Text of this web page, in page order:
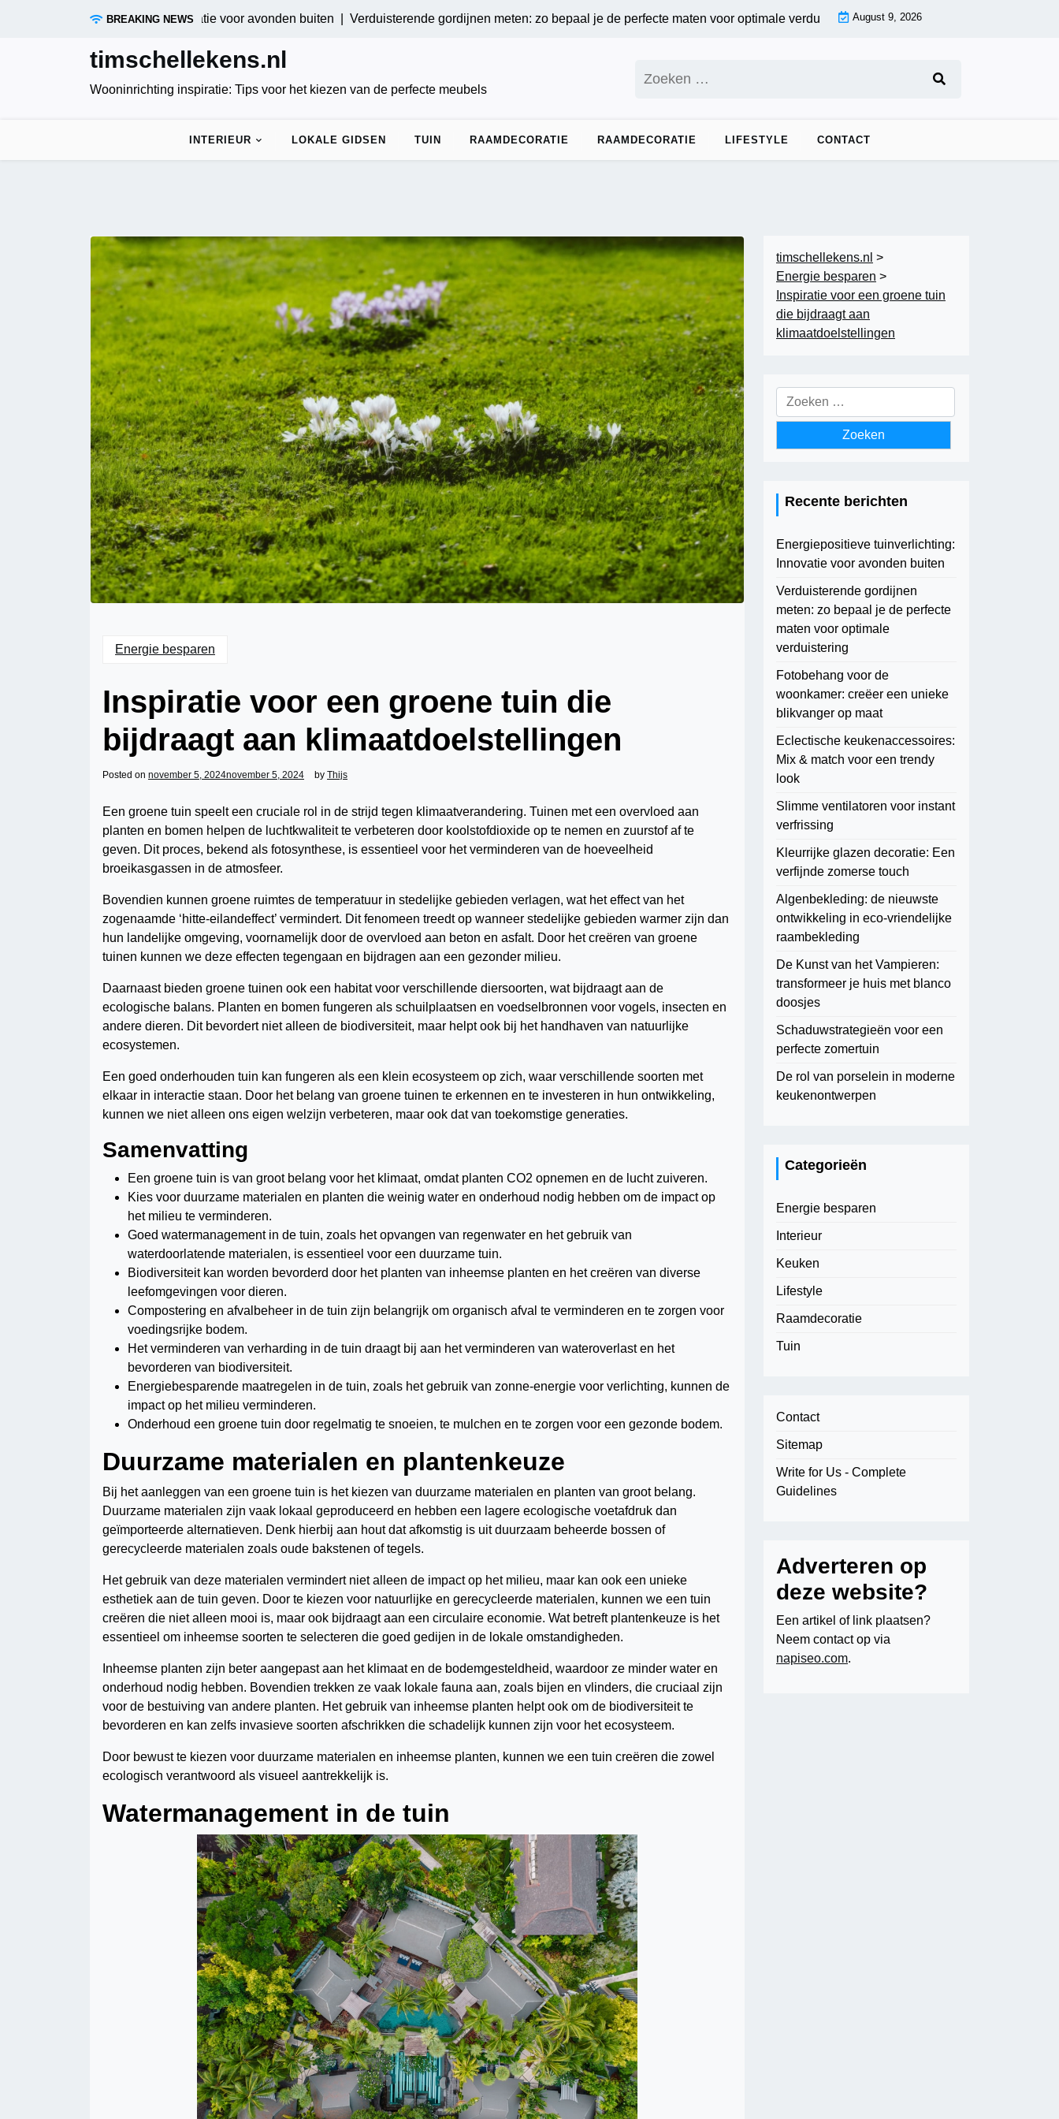
BREAKING NEWS
tuinverlichting: Innovatie voor avonden buiten |Verduisterende gordijnen meten: zo bepaal je de perfecte maten voor optimale verduistering | Fotobehang voor de woonkamer:
August 9, 2026
timschellekens.nl
Wooninrichting inspiratie: Tips voor het kiezen van de perfecte meubels
naar:
INTERIEUR LOKALE GIDSEN TUIN RAAMDECORATIE RAAMDECORATIE LIFESTYLE CONTACT
Energie besparen
Inspiratie voor een groene tuin die
bijdraagt aan klimaatdoelstellingen
Posted on november 5, 2024november 5, 2024 by Thijs
Een groene tuin speelt een cruciale rol in de strijd tegen klimaatverandering. Tuinen met een overvloed aan
planten en bomen helpen de luchtkwaliteit te verbeteren door koolstofdioxide op te nemen en zuurstof af te
geven. Dit proces, bekend als fotosynthese, is essentieel voor het verminderen van de hoeveelheid
broeikasgassen in de atmosfeer.
Bovendien kunnen groene ruimtes de temperatuur in stedelijke gebieden verlagen, wat het effect van het
zogenaamde ‘hitte-eilandeffect’ vermindert. Dit fenomeen treedt op wanneer stedelijke gebieden warmer zijn dan
hun landelijke omgeving, voornamelijk door de overvloed aan beton en asfalt. Door het creëren van groene
tuinen kunnen we deze effecten tegengaan en bijdragen aan een gezonder milieu.
Daarnaast bieden groene tuinen ook een habitat voor verschillende diersoorten, wat bijdraagt aan de
ecologische balans. Planten en bomen fungeren als schuilplaatsen en voedselbronnen voor vogels, insecten en
andere dieren. Dit bevordert niet alleen de biodiversiteit, maar helpt ook bij het handhaven van natuurlijke
ecosystemen.
Een goed onderhouden tuin kan fungeren als een klein ecosysteem op zich, waar verschillende soorten met
elkaar in interactie staan. Door het belang van groene tuinen te erkennen en te investeren in hun ontwikkeling,
kunnen we niet alleen ons eigen welzijn verbeteren, maar ook dat van toekomstige generaties.
Samenvatting
Een groene tuin is van groot belang voor het klimaat, omdat planten CO2 opnemen en de lucht zuiveren.
Kies voor duurzame materialen en planten die weinig water en onderhoud nodig hebben om de impact op
het milieu te verminderen.
Goed watermanagement in de tuin, zoals het opvangen van regenwater en het gebruik van
waterdoorlatende materialen, is essentieel voor een duurzame tuin.
Biodiversiteit kan worden bevorderd door het planten van inheemse planten en het creëren van diverse
leefomgevingen voor dieren.
Compostering en afvalbeheer in de tuin zijn belangrijk om organisch afval te verminderen en te zorgen voor
voedingsrijke bodem.
Het verminderen van verharding in de tuin draagt bij aan het verminderen van wateroverlast en het
bevorderen van biodiversiteit.
Energiebesparende maatregelen in de tuin, zoals het gebruik van zonne-energie voor verlichting, kunnen de
impact op het milieu verminderen.
Onderhoud een groene tuin door regelmatig te snoeien, te mulchen en te zorgen voor een gezonde bodem.
Duurzame materialen en plantenkeuze
Bij het aanleggen van een groene tuin is het kiezen van duurzame materialen en planten van groot belang.
Duurzame materialen zijn vaak lokaal geproduceerd en hebben een lagere ecologische voetafdruk dan
geïmporteerde alternatieven. Denk hierbij aan hout dat afkomstig is uit duurzaam beheerde bossen of
gerecycleerde materialen zoals oude bakstenen of tegels.
Het gebruik van deze materialen vermindert niet alleen de impact op het milieu, maar kan ook een unieke
esthetiek aan de tuin geven. Door te kiezen voor natuurlijke en gerecycleerde materialen, kunnen we een tuin
creëren die niet alleen mooi is, maar ook bijdraagt aan een circulaire economie. Wat betreft plantenkeuze is het
essentieel om inheemse soorten te selecteren die goed gedijen in de lokale omstandigheden.
Inheemse planten zijn beter aangepast aan het klimaat en de bodemgesteldheid, waardoor ze minder water en
onderhoud nodig hebben. Bovendien trekken ze vaak lokale fauna aan, zoals bijen en vlinders, die cruciaal zijn
voor de bestuiving van andere planten. Het gebruik van inheemse planten helpt ook om de biodiversiteit te
bevorderen en kan zelfs invasieve soorten afschrikken die schadelijk kunnen zijn voor het ecosysteem.
Door bewust te kiezen voor duurzame materialen en inheemse planten, kunnen we een tuin creëren die zowel
ecologisch verantwoord als visueel aantrekkelijk is.
Watermanagement in de tuin
timschellekens.nl >
Energie besparen >
Inspiratie voor een groene tuin
die bijdraagt aan
klimaatdoelstellingen
Zoeken
naar:
Recente berichten
Energiepositieve tuinverlichting:
Innovatie voor avonden buiten
Verduisterende gordijnen
meten: zo bepaal je de perfecte
maten voor optimale
verduistering
Fotobehang voor de
woonkamer: creëer een unieke
blikvanger op maat
Eclectische keukenaccessoires:
Mix & match voor een trendy
look
Slimme ventilatoren voor instant
verfrissing
Kleurrijke glazen decoratie: Een
verfijnde zomerse touch
Algenbekleding: de nieuwste
ontwikkeling in eco-vriendelijke
raambekleding
De Kunst van het Vampieren:
transformeer je huis met blanco
doosjes
Schaduwstrategieën voor een
perfecte zomertuin
De rol van porselein in moderne
keukenontwerpen
Categorieën
Energie besparen
Interieur
Keuken
Lifestyle
Raamdecoratie
Tuin
Contact
Sitemap
Write for Us - Complete
Guidelines
Adverteren op
deze website?
Een artikel of link plaatsen?
Neem contact op via
napiseo.com.